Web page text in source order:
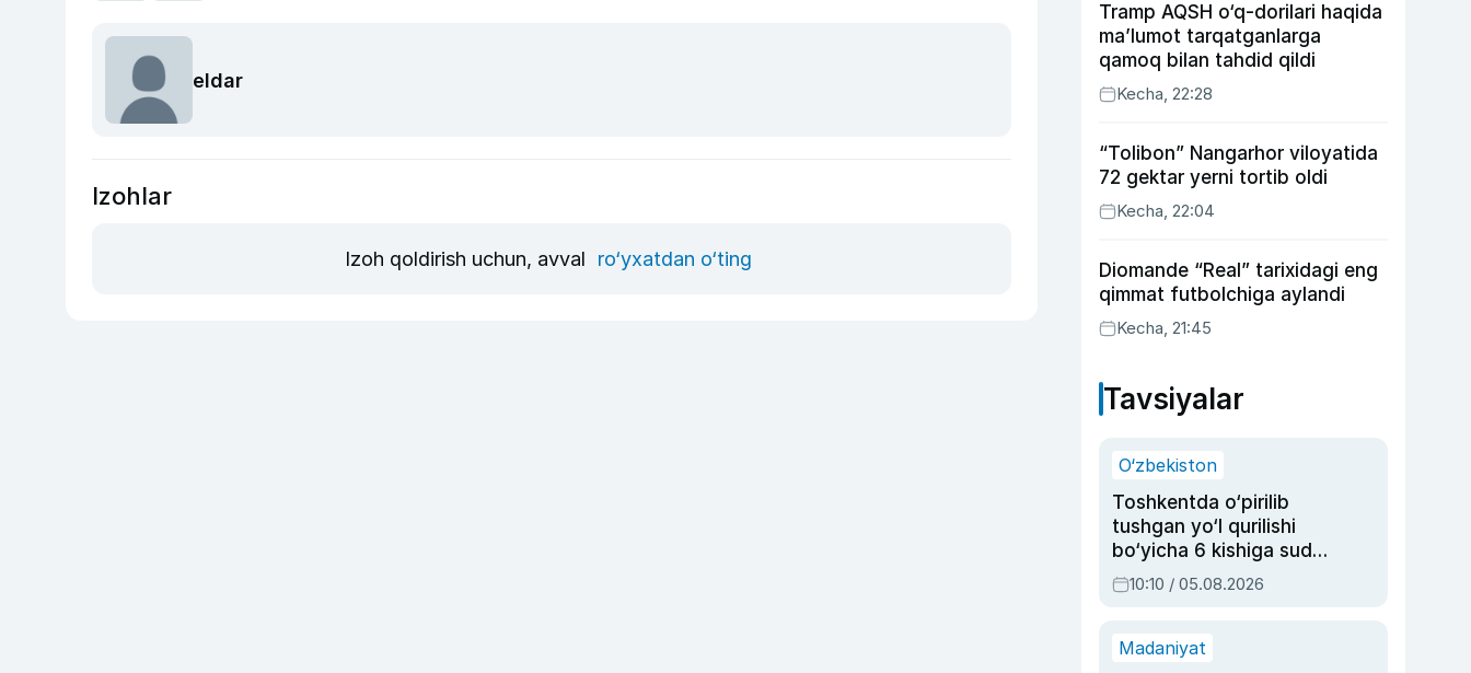
eldar
Izohlar
Izoh qoldirish uchun, avval ro‘yxatdan o‘ting
Tramp AQSH o‘q-dorilari haqida
ma’lumot tarqatganlarga
qamoq bilan tahdid qildi
Kecha, 22:28
“Tolibon” Nangarhor viloyatida
72 gektar yerni tortib oldi
Kecha, 22:04
Diomande “Real” tarixidagi eng
qimmat futbolchiga aylandi
Kecha, 21:45
Tavsiyalar
O‘zbekiston
Toshkentda o‘pirilib
tushgan yo‘l qurilishi
bo‘yicha 6 kishiga sud
hukmi o‘qildi
10:10 / 05.08.2026
Madaniyat